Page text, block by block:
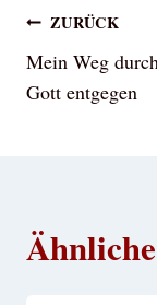
ZURÜCK
Mein Weg
Gott entgegen